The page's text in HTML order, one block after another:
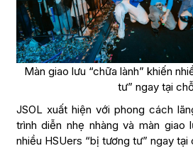
Màn giao lưu “chữa lành” khiến
tư” ngay tại
JSOL xuất hiện với phong cách
trình diễn nhẹ nhàng và màn giao
nhiều HSUers “bị tương tư” ngay tại